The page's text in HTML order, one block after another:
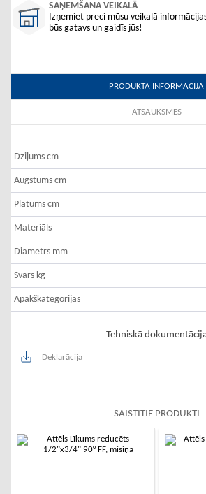
SAŅEMŠANA VEIKALĀ
Izņemiet preci mūsu veikalā
būs gatavs un gaidīs jūs!
PRODUKTA INFORMĀCIJA
ATSAUKSMES
Dziļums cm
Augstums cm
Platums cm
Materiāls
Diametrs mm
Svars kg
Apakškategorijas
Tehniskā
Deklarācija
SAISTĪTIE PRODUKTI